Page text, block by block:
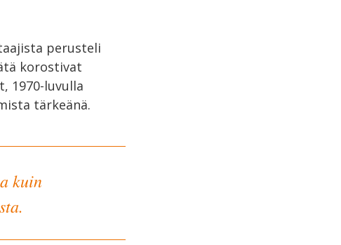
perusteli
korostivat
1970-luvulla
tärkeänä.
kuin